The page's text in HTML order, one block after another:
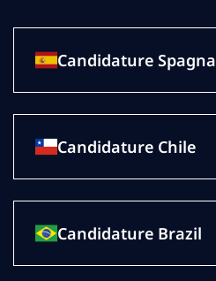
Candidature Spagna
Candidature Chile
Candidature Brazil